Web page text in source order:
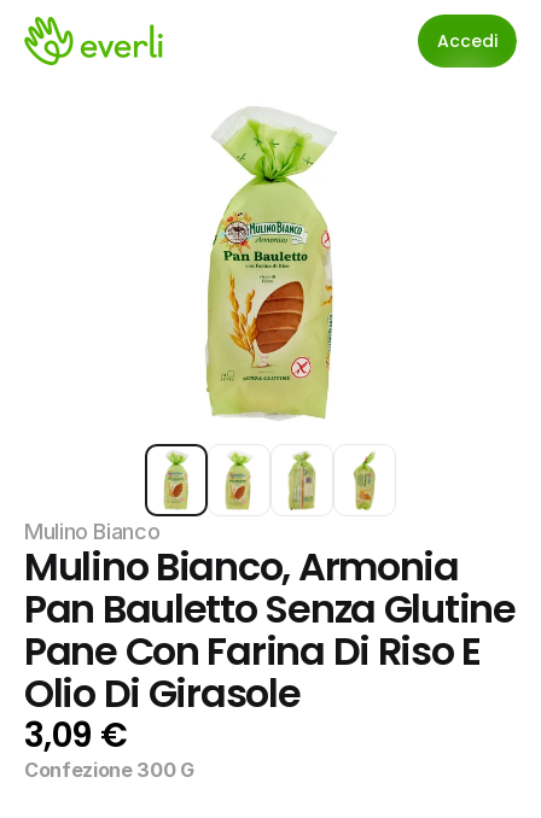
Accedi
Mulino Bianco
Mulino Bianco, Armonia
Pan Bauletto Senza Glutine
Pane Con Farina Di Riso E
Olio Di Girasole
3,09 €
Confezione 300 G